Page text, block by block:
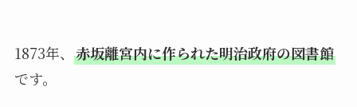
1873年、 赤坂離宮内に作られた明治政府の図書館
です。